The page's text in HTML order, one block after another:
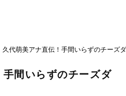
久代萌美アナ直伝！手間いらずのチーズ
間いらずのチーズダ